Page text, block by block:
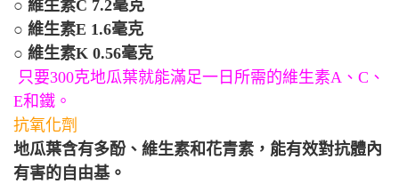
○ 維生素C 7.2毫克
○ 維生素E 1.6毫克
○ 維生素K 0.56毫克
只要300克地瓜葉就能滿足一日所需的維生素A、C、
E和鐵。
抗氧化劑
地瓜葉含有多酚、維生素和花青素，能有效對抗體內
有害的自由基。